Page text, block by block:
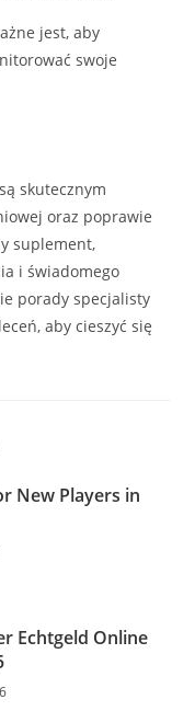
jest, aby
swoje
skutecznym
oraz poprawie
suplement,
i świadomego
porady specjalisty
aby cieszyć się
New Players in
Echtgeld Online